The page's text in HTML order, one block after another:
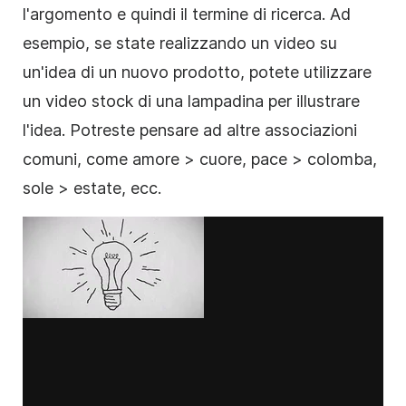
l'argomento e quindi il termine di ricerca. Ad
esempio, se state realizzando un video su
un'idea di un nuovo prodotto, potete utilizzare
un video stock di una lampadina per illustrare
l'idea. Potreste pensare ad altre associazioni
comuni, come amore > cuore, pace > colomba,
sole > estate, ecc.